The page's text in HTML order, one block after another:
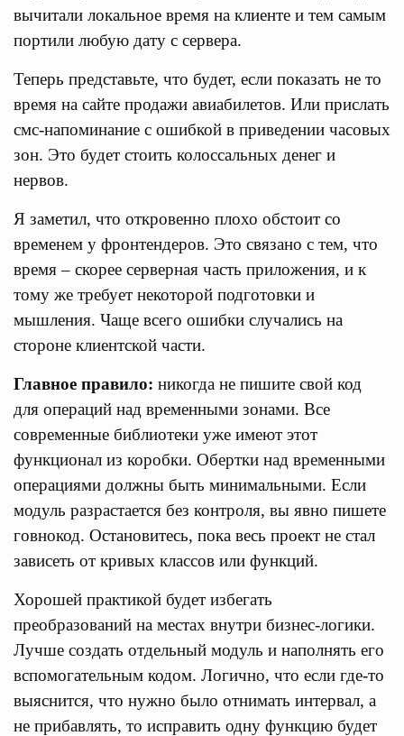
вычитали локальное время на клиенте и тем самым
портили любую дату с сервера.
Теперь представьте, что будет, если показать не то
время на сайте продажи авиабилетов. Или прислать
смс-напоминание с ошибкой в приведении часовых
зон. Это будет стоить колоссальных денег и
нервов.
Я заметил, что откровенно плохо обстоит со
временем у фронтендеров. Это связано с тем, что
время – скорее серверная часть приложения, и к
тому же требует некоторой подготовки и
мышления. Чаще всего ошибки случались на
стороне клиентской части.
Главное правило: никогда не пишите свой код
для операций над временными зонами. Все
современные библиотеки уже имеют этот
функционал из коробки. Обертки над временными
операциями должны быть минимальными. Если
модуль разрастается без контроля, вы явно пишете
говнокод. Остановитесь, пока весь проект не стал
зависеть от кривых классов или функций.
Хорошей практикой будет избегать
преобразований на местах внутри бизнес-логики.
Лучше создать отдельный модуль и наполнять его
вспомогательным кодом. Логично, что если где-то
выяснится, что нужно было отнимать интервал, а
не прибавлять, то исправить одну функцию будет